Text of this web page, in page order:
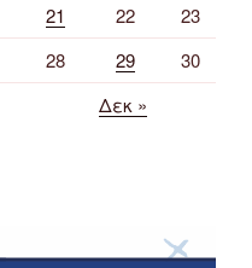
21 22
23
28 29
30
Δεκ »